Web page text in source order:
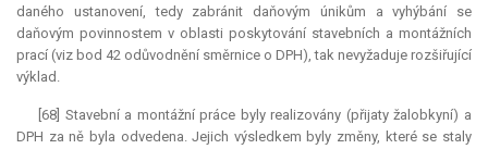
daného ustanovení, tedy zabránit daňovým únikům a vyhýbání se
daňovým povinnostem v oblasti poskytování stavebních a montážních
prací (viz bod 42 odůvodnění směrnice o DPH), tak nevyžaduje rozšiřující
výklad.
[68] Stavební a montážní práce byly realizovány (přijaty žalobkyní) a
DPH za ně byla odvedena. Jejich výsledkem byly změny, které se staly